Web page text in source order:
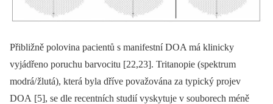
Přibližně polovina pa­cientů s manifestní DOA má klinicky
vyjádřeno poruchu barvocitu [22,23]. Tritanopie (spektrum
modrá/ žlutá), která byla dříve považována za typický projev
DOA [5], se dle recentních studií vyskytuje v souborech méně